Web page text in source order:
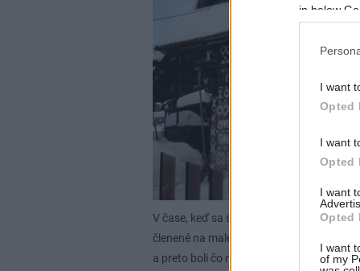
in below
I want
Opted
I want
Opted
I want
Opted
I want
of my
V čase, keď sa stavali drevenice, ešte
členené na malé časti. Na ich veľkosť
a preto boli čo najmenšie, najmä v